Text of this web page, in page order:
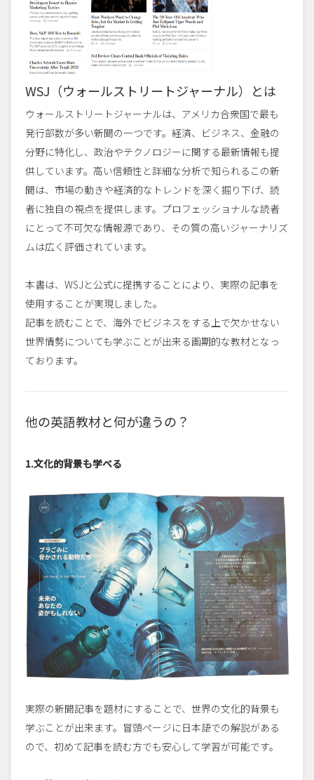
WSJ（ウォールストリートジャーナル）とは
ウォールストリートジャーナルは、アメリカ合衆国で最も
発行部数が多い新聞の一つです。経済、ビジネス、金融の
分野に特化し、政治やテクノロジーに関する最新情報も提
供しています。高い信頼性と詳細な分析で知られるこの新
聞は、市場の動きや経済的なトレンドを深く掘り下げ、読
者に独自の視点を提供します。プロフェッショナルな読者
にとって不可欠な情報源であり、その質の高いジャーナリズ
ムは広く評価されています。
本書は、WSJと公式に提携することにより、実際の記事を
使用することが実現しました。
記事を読むことで、海外でビジネスをする上で欠かせない
世界情勢についても学ぶことが出来る画期的な教材となっ
ております。
他の英語教材と何が違うの？
1.文化的背景も学べる
実際の新聞記事を題材にすることで、世界の文化的背景も
学ぶことが出来ます。冒頭ページに日本語での解説がある
ので、初めて記事を読む方でも安心して学習が可能です。